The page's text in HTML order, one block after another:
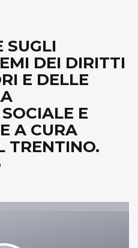
SUGLI
DEI DIRITTI
E DELLE
E
A CURA
TRENTINO.